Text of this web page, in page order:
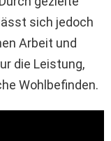
lässt sich jedoch
Arbeit und
die Leistung,
Wohlbefinden.